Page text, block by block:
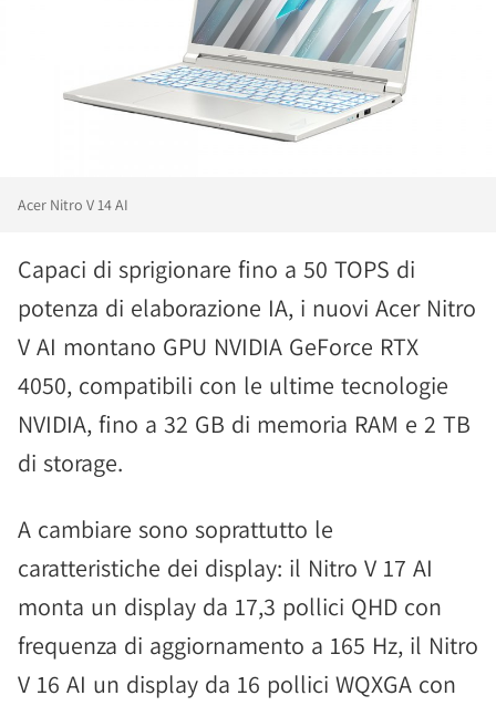
Acer Nitro V 14 AI
Capaci di sprigionare fino a 50 TOPS di
potenza di elaborazione IA, i nuovi Acer Nitro
V AI montano GPU NVIDIA GeForce RTX
4050, compatibili con le ultime tecnologie
NVIDIA, fino a 32 GB di memoria RAM e 2 TB
di storage.
A cambiare sono soprattutto le
caratteristiche dei display: il Nitro V 17 AI
monta un display da 17,3 pollici QHD con
frequenza di aggiornamento a 165 Hz, il Nitro
V 16 AI un display da 16 pollici WQXGA con